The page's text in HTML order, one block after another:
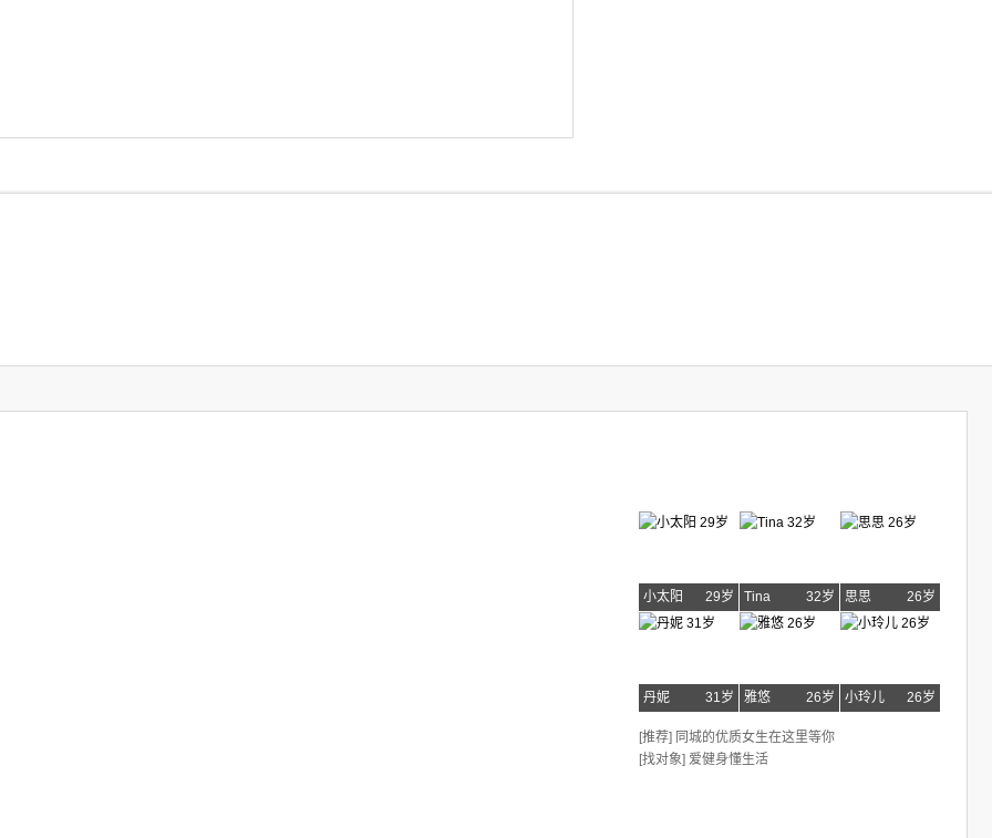
小太阳 29岁 Tina 32岁 思思 26岁
丹妮 31岁 雅悠 26岁 小玲儿 26岁
[推荐] 同城的优质女生在这里等你
[找对象] 爱健身懂生活